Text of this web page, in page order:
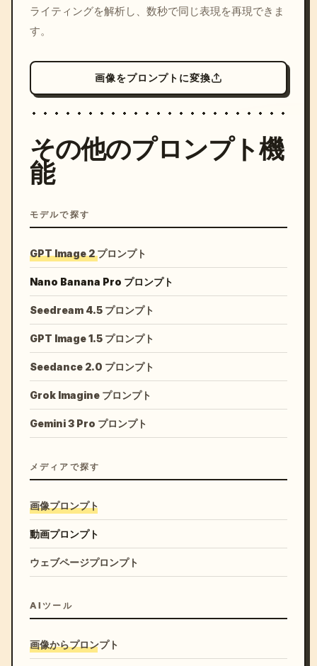
ライティングを解析し、数秒で同じ表現を再現できま
す。
画像をプロンプトに変換
その他のプロンプト機
能
モデルで探す
GPT Image 2 プロンプト
Nano Banana Pro プロンプト
Seedream 4.5 プロンプト
GPT Image 1.5 プロンプト
Seedance 2.0 プロンプト
Grok Imagine プロンプト
Gemini 3 Pro プロンプト
メディアで探す
画像プロンプト
動画プロンプト
ウェブページプロンプト
AIツール
画像からプロンプト